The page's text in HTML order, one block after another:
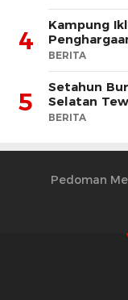
4
Kampung
BERITA
5
Setahun
Selatan
BERITA
Pedoman